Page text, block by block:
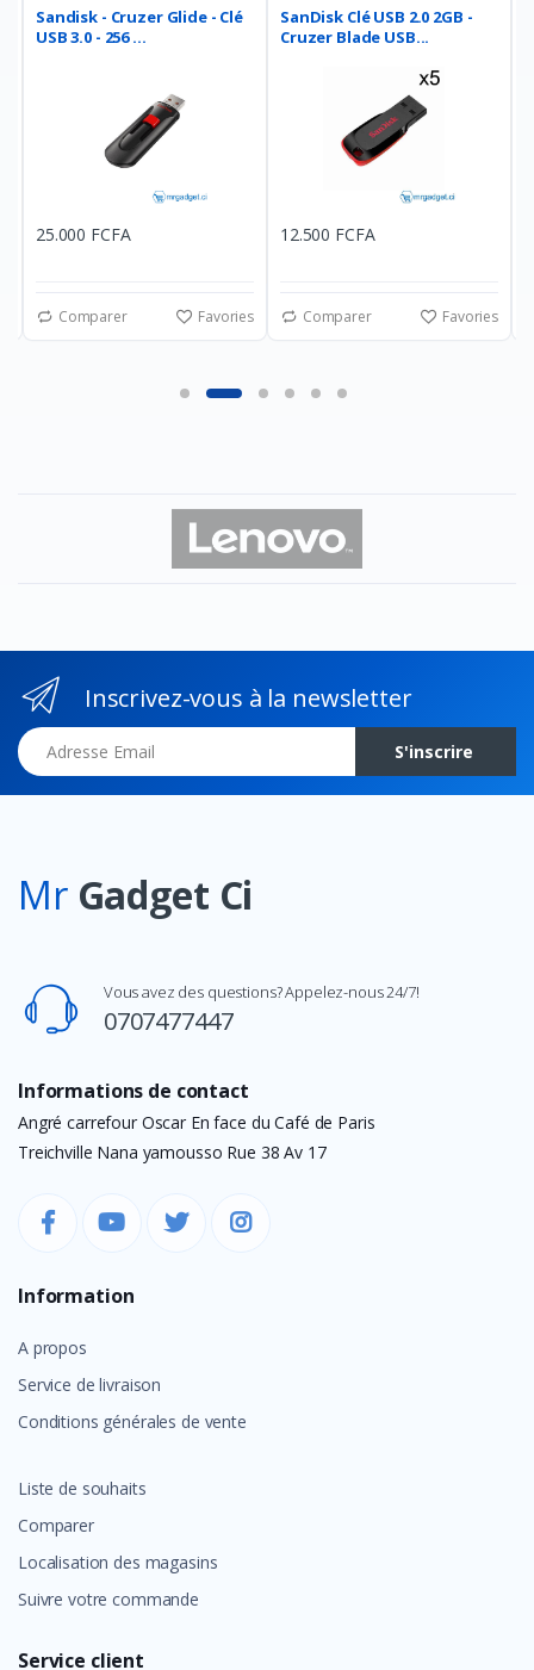
Sandisk - Cruzer Glide - Clé
USB 3.0 - 256 ...
25.000 FCFA
Comparer Favories
SanDisk Clé USB 2.0 2GB -
Cruzer Blade USB...
12.500 FCFA
Comparer Favories
Inscrivez-vous à la newsletter
Adresse Email
S'inscrire
Mr Gadget Ci
Vous avez des questions? Appelez-nous 24/7!
0707477447
Informations de contact
Angré carrefour Oscar En face du Café de Paris
Treichville Nana yamousso Rue 38 Av 17
Information
A propos
Service de livraison
Conditions générales de vente
Liste de souhaits
Comparer
Localisation des magasins
Suivre votre commande
Service client